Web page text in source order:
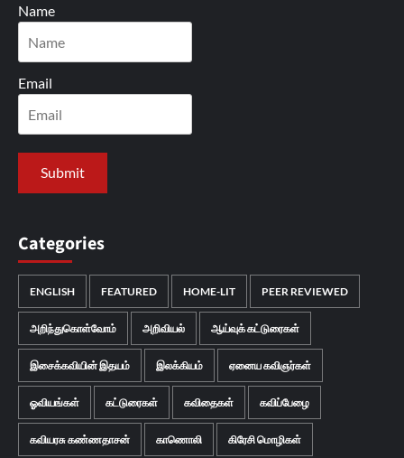
Name
Email
Categories
ENGLISH FEATURED HOME-LIT PEER REVIEWED
அறிந்துகொள்வோம் அறிவியல் ஆய்வுக் கட்டுரைகள்
இசைக்கவியின் இதயம் இலக்கியம் ஏனைய கவிஞர்கள்
ஓவியங்கள் கட்டுரைகள் கவிதைகள் கவிப்பேழை
கவியரசு கண்ணதாசன் காணொலி கிரேசி மொழிகள்